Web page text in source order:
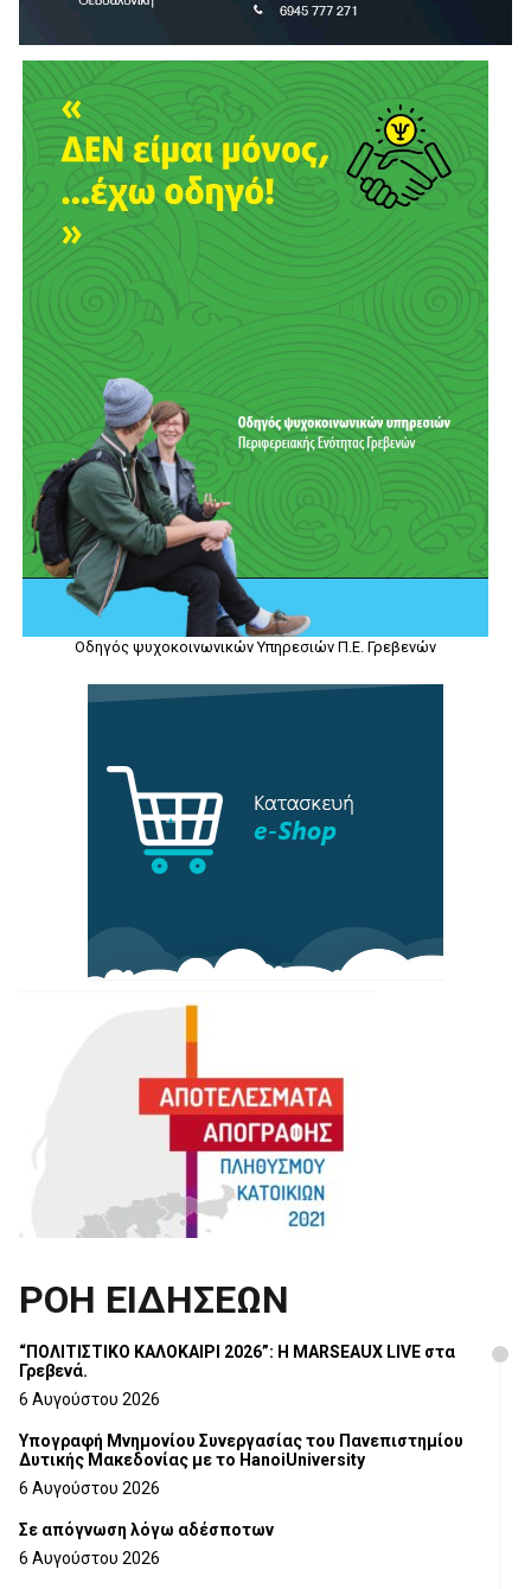
Οδηγός ψυχοκοινωνικών Υπηρεσιών Π.Ε. Γρεβενών
ΡΟΗ ΕΙΔΗΣΕΩΝ
“ΠΟΛΙΤΙΣΤΙΚΟ ΚΑΛΟΚΑΙΡΙ 2026”: Η MARSEAUX LIVE στα
Γρεβενά.
6 Αυγούστου 2026
Υπογραφή Μνημονίου Συνεργασίας του Πανεπιστημίου
Δυτικής Μακεδονίας με το HanoiUniversity
6 Αυγούστου 2026
Σε απόγνωση λόγω αδέσποτων
6 Αυγούστου 2026